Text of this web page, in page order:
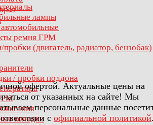
лампы
ремня ГРМ
(двигатель, радиатор, бензобак)
/ пробки поддона
колодки
офертой. Актуальные цены на
от указанных на сайте! Мы
персональные данные
с официальной политикой